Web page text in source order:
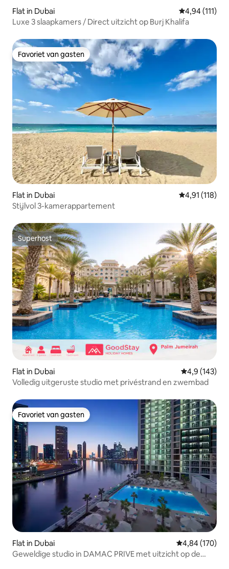
Flat in Dubai Gemiddelde
4,94 (111)
Luxe 3 slaapkamers / Direct uitzicht op Burj Khalifa
Favoriet van gasten
Favoriet van gasten
Flat in Dubai Gemiddelde
4,91 (118)
Stijlvol 3-kamerappartement
Superhost
Superhost
Flat in Dubai Gemiddelde
4,9 (143)
Volledig uitgeruste studio met privéstrand en zwembad
Favoriet van gasten
Favoriet van gasten
Flat in Dubai Gemiddelde
4,84 (170)
Geweldige studio in DAMAC PRIVE met uitzicht op de